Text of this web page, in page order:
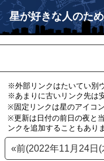
星が好きな人のた
※外部リンクはたいてい別
※あまりに古いリンク先は
※固定リンクは星のアイコ
※更新は日付の前日の夜と
ンクを追加することもあり
«前(2022年11月24日(